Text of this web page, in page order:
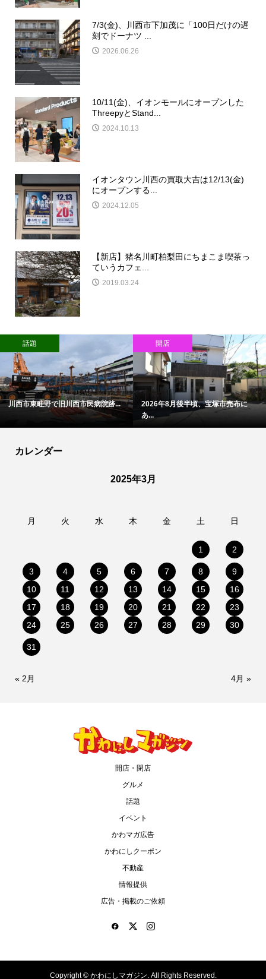
7/3(金)、川西市下加茂に「100日だけの遅
刻でドーナツ ...
2026.06.26
10/11(金)、イオンモールにオープンした
ThreepyとStand...
2024.10.13
イオンタウン川西の買取大吉は12/13(金)
にオープンする...
2024.12.05
【新店】猪名川町柏梨田にちまこま喫茶っ
ていうカフェ...
2019.03.24
話題
川西市東畦野で旧川西市民病院跡...
開店
2026年8月後半頃、宝塚市売布に
あ...
カレンダー
2025年3月
月 火 水 木 金 土 日
1 2
3 4 5 6 7 8
9
10
11 12 13 14 15
16
17
18 19 20 21 22
23
24
25 26 27 28 29 30
31
« 2月 4月 »
開店・閉店
グルメ
話題
イベント
かわマガ広告
かわにしクーポン
不動産
情報提供
広告・掲載のご依頼
Copyright ©かわにしマガジン. All Rights Reserved.